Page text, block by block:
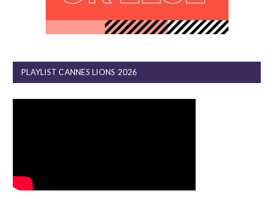
PLAYLIST CANNES LIONS 2026